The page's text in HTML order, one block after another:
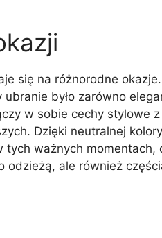
się na różnorodne
było zarówno
w sobie cechy stylowe
Dzięki neutralnej
ważnych momentach,
ale również